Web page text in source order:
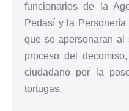
funcionarios de la
Pedasí y la
que se apersonaran
proceso del
ciudadano por la
tortugas.